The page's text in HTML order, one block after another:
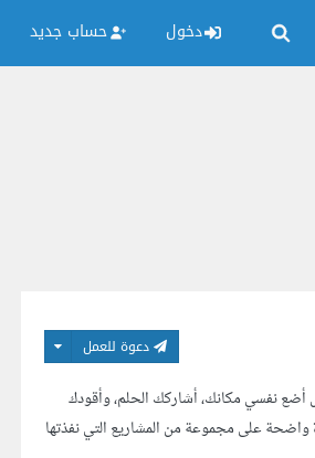
دخول حساب جديد
دعوة للعمل
نفسي مكانك، أشاركك الحلم، وأقودك
على مجموعة من المشاريع التي نفذتها